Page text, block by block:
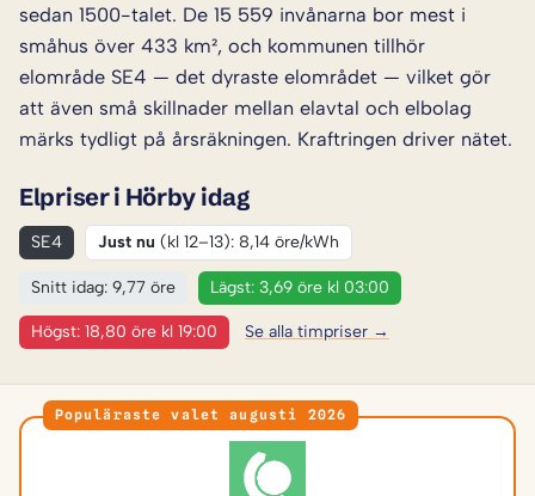
sedan 1500-talet. De 15 559 invånarna bor mest i
småhus över 433 km², och kommunen tillhör
elområde SE4 — det dyraste elområdet — vilket gör
att även små skillnader mellan elavtal och elbolag
märks tydligt på årsräkningen. Kraftringen driver nätet.
Elpriser i Hörby idag
SE4 Just nu (kl 12–13): 8,14 öre/kWh
Snitt idag: 9,77 öre Lägst: 3,69 öre kl 03:00
Högst: 18,80 öre kl 19:00 Se alla timpriser →
Populäraste valet augusti 2026